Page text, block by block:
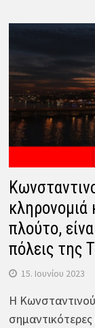
κληρονομιά
πλούτο,
πόλεις της
15. Ιουνίου 2023
Η